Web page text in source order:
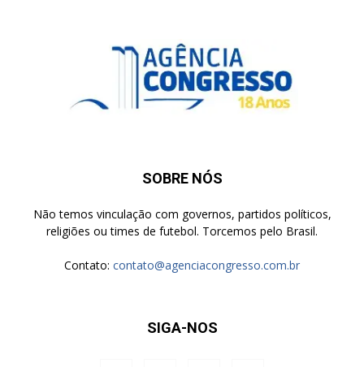
SOBRE NÓS
Não temos vinculação com governos, partidos políticos,
religiões ou times de futebol. Torcemos pelo Brasil.
Contato: contato@agenciacongresso.com.br
SIGA-NOS